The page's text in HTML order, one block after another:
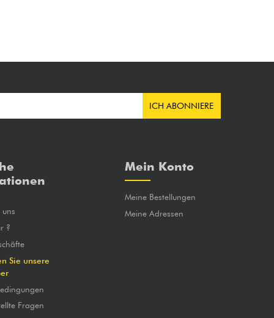
ICH ABONNIERE
?
Sie unsere
Fragen
Mein Konto
Meine Bestellungen
Meine Adressen